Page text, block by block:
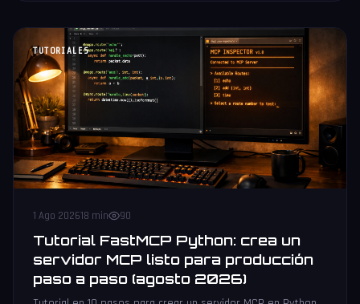
TUTORIALES
1 Ago 202618 min 90
Tutorial FastMCP Python: crea un
servidor MCP listo para producción
paso a paso (agosto 2026)